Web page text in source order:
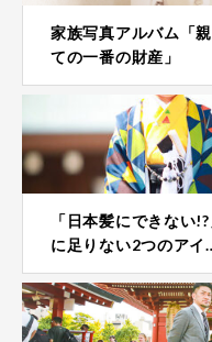
家族写真アルバム「
ての一番の財産」
「日本髪にできない
に足りない2つのアイ